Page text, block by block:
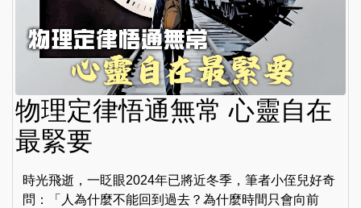
物理定律悟通無常 心靈自在
最緊要
時光飛逝，一眨眼2024年已將近冬季，筆者小侄兒好奇
問：「人為什麼不能回到過去？為什麼時間只會向前